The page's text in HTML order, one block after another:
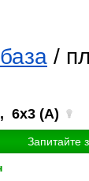
/
6x3 (A)
Запитайте